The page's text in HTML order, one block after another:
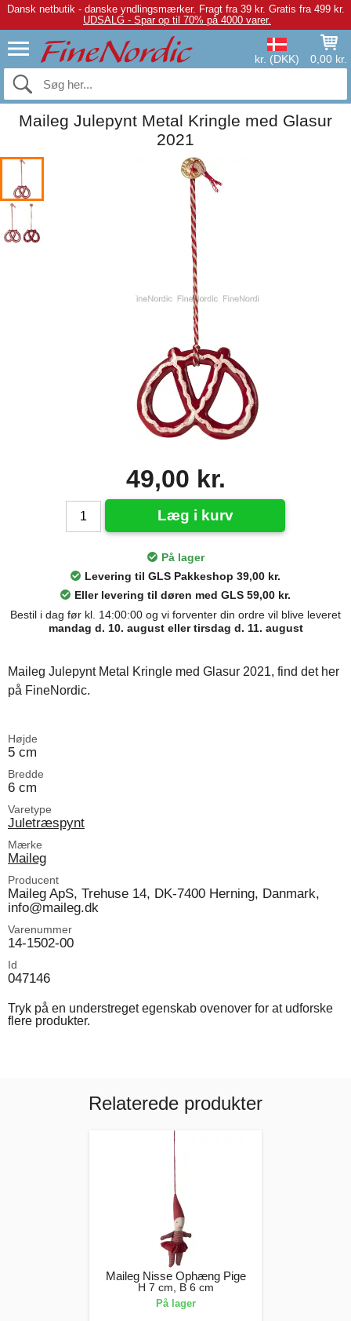
Dansk netbutik - danske yndlingsmærker. Fragt fra 39 kr. Gratis fra 499 kr.
UDSALG - Spar op til 70% på 4000 varer.
kr. (DKK) 0,00 kr.
Maileg Julepynt Metal Kringle med Glasur
2021
49,00 kr.
Læg i kurv
På lager
Levering til GLS Pakkeshop 39,00 kr.
Eller levering til døren med GLS 59,00 kr.
Bestil i dag før kl. 14:00:00 og vi forventer din ordre vil blive leveret
mandag d. 10. august eller tirsdag d. 11. august
Maileg Julepynt Metal Kringle med Glasur 2021, find det her
på FineNordic.
Højde
5 cm
Bredde
6 cm
Varetype
Juletræspynt
Mærke
Maileg
Producent
Maileg ApS, Trehuse 14, DK-7400 Herning, Danmark,
info@maileg.dk
Varenummer
14-1502-00
Id
047146
Tryk på en understreget egenskab ovenover for at udforske
flere produkter.
Relaterede produkter
Maileg Nisse Ophæng Pige
H 7 cm, B 6 cm
På lager